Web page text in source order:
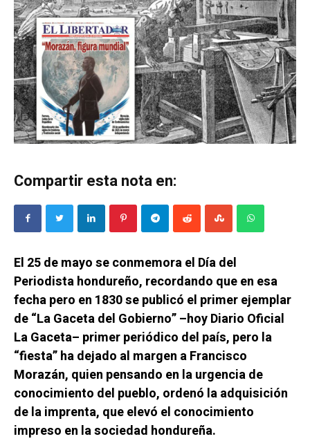
Compartir esta nota en:
El 25 de mayo se conmemora el Día del
Periodista hondureño, recordando que en esa
fecha pero en 1830 se publicó el primer ejemplar
de “La Gaceta del Gobierno” –hoy Diario Oficial
La Gaceta– primer periódico del país, pero la
“fiesta” ha dejado al margen a Francisco
Morazán, quien pensando en la urgencia de
conocimiento del pueblo, ordenó la adquisición
de la imprenta, que elevó el conocimiento
impreso en la sociedad hondureña.